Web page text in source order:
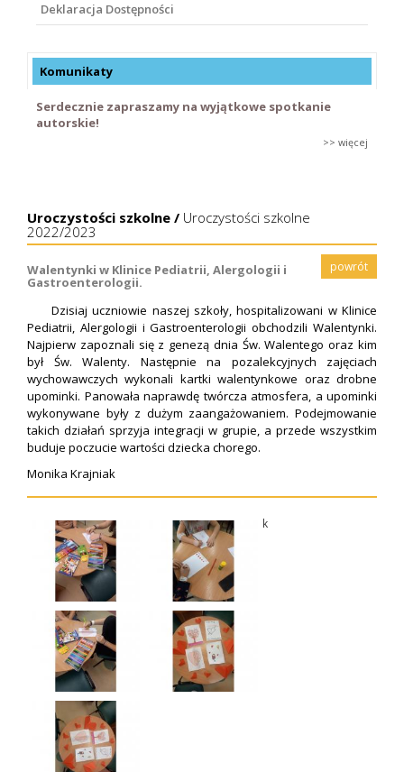
Deklaracja Dostępności
Komunikaty
Serdecznie zapraszamy na wyjątkowe spotkanie
autorskie!
>> więcej
Uroczystości szkolne / Uroczystości szkolne
2022/2023
powrót
Walentynki w Klinice Pediatrii, Alergologii i
Gastroenterologii.
Dzisiaj uczniowie naszej szkoły, hospitalizowani w Klinice
Pediatrii, Alergologii i Gastroenterologii obchodzili Walentynki.
Najpierw zapoznali się z genezą dnia Św. Walentego oraz kim
był Św. Walenty. Następnie na pozalekcyjnych zajęciach
wychowawczych wykonali kartki walentynkowe oraz drobne
upominki. Panowała naprawdę twórcza atmosfera, a upominki
wykonywane były z dużym zaangażowaniem. Podejmowanie
takich działań sprzyja integracji w grupie, a przede wszystkim
buduje poczucie wartości dziecka chorego.
Monika Krajniak
k